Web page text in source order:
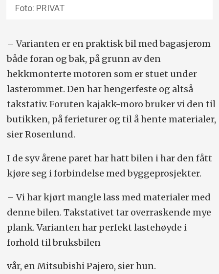
Foto: PRIVAT
– Varianten er en praktisk bil med bagasjerom
både foran og bak, på grunn av den
hekkmonterte motoren som er stuet under
lasterommet. Den har hengerfeste og altså
takstativ. Foruten kajakk-moro bruker vi den til
butikken, på ferieturer og til å hente materialer,
sier Rosenlund.
I de syv årene paret har hatt bilen i har den fått
kjøre seg i forbindelse med byggeprosjekter.
– Vi har kjørt mangle lass med materialer med
denne bilen. Takstativet tar overraskende mye
plank. Varianten har perfekt lastehøyde i
forhold til bruksbilen
vår, en Mitsubishi Pajero, sier hun.